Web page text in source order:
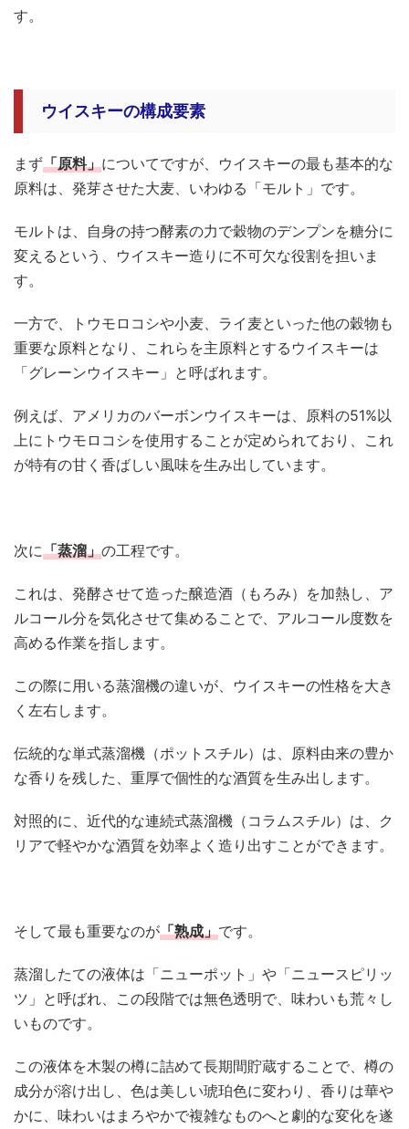
す。
ウイスキーの構成要素
まず「原料」についてですが、ウイスキーの最も基本的な
原料は、発芽させた大麦、いわゆる「モルト」です。
モルトは、自身の持つ酵素の力で穀物のデンプンを糖分に
変えるという、ウイスキー造りに不可欠な役割を担いま
す。
一方で、トウモロコシや小麦、ライ麦といった他の穀物も
重要な原料となり、これらを主原料とするウイスキーは
「グレーンウイスキー」と呼ばれます。
例えば、アメリカのバーボンウイスキーは、原料の51%以
上にトウモロコシを使用することが定められており、これ
が特有の甘く香ばしい風味を生み出しています。
次に「蒸溜」の工程です。
これは、発酵させて造った醸造酒（もろみ）を加熱し、ア
ルコール分を気化させて集めることで、アルコール度数を
高める作業を指します。
この際に用いる蒸溜機の違いが、ウイスキーの性格を大き
く左右します。
伝統的な単式蒸溜機（ポットスチル）は、原料由来の豊か
な香りを残した、重厚で個性的な酒質を生み出します。
対照的に、近代的な連続式蒸溜機（コラムスチル）は、ク
リアで軽やかな酒質を効率よく造り出すことができます。
そして最も重要なのが「熟成」です。
蒸溜したての液体は「ニューポット」や「ニュースピリッ
ツ」と呼ばれ、この段階では無色透明で、味わいも荒々し
いものです。
この液体を木製の樽に詰めて長期間貯蔵することで、樽の
成分が溶け出し、色は美しい琥珀色に変わり、香りは華や
かに、味わいはまろやかで複雑なものへと劇的な変化を遂